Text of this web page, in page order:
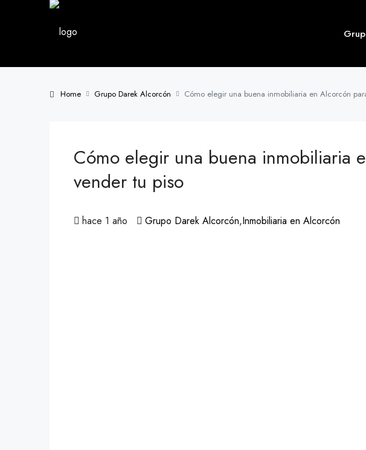
Home Grupo Darek Alcorcón Cómo elegir una buena inmobiliaria en Alcorcón
Cómo elegir una buena inmobiliaria
vender tu piso
hace 1 año Grupo Darek Alcorcón,Inmobiliaria en Alcorcón